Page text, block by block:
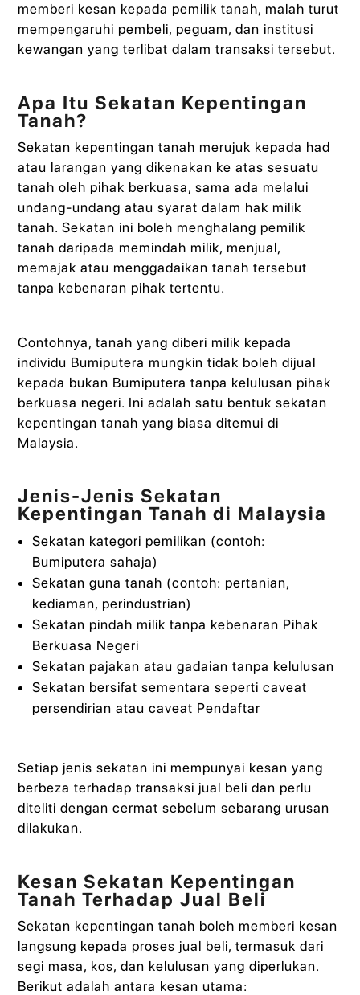
memberi kesan kepada pemilik tanah, malah turut
mempengaruhi pembeli, peguam, dan institusi
kewangan yang terlibat dalam transaksi tersebut.
Apa Itu Sekatan Kepentingan
Tanah?
Sekatan kepentingan tanah merujuk kepada had
atau larangan yang dikenakan ke atas sesuatu
tanah oleh pihak berkuasa, sama ada melalui
undang-undang atau syarat dalam hak milik
tanah. Sekatan ini boleh menghalang pemilik
tanah daripada memindah milik, menjual,
memajak atau menggadaikan tanah tersebut
tanpa kebenaran pihak tertentu.
Contohnya, tanah yang diberi milik kepada
individu Bumiputera mungkin tidak boleh dijual
kepada bukan Bumiputera tanpa kelulusan pihak
berkuasa negeri. Ini adalah satu bentuk sekatan
kepentingan tanah yang biasa ditemui di
Malaysia.
Jenis-Jenis Sekatan
Kepentingan Tanah di Malaysia
Sekatan kategori pemilikan (contoh:
Bumiputera sahaja)
Sekatan guna tanah (contoh: pertanian,
kediaman, perindustrian)
Sekatan pindah milik tanpa kebenaran Pihak
Berkuasa Negeri
Sekatan pajakan atau gadaian tanpa kelulusan
Sekatan bersifat sementara seperti caveat
persendirian atau caveat Pendaftar
Setiap jenis sekatan ini mempunyai kesan yang
berbeza terhadap transaksi jual beli dan perlu
diteliti dengan cermat sebelum sebarang urusan
dilakukan.
Kesan Sekatan Kepentingan
Tanah Terhadap Jual Beli
Sekatan kepentingan tanah boleh memberi kesan
langsung kepada proses jual beli, termasuk dari
segi masa, kos, dan kelulusan yang diperlukan.
Berikut adalah antara kesan utama: